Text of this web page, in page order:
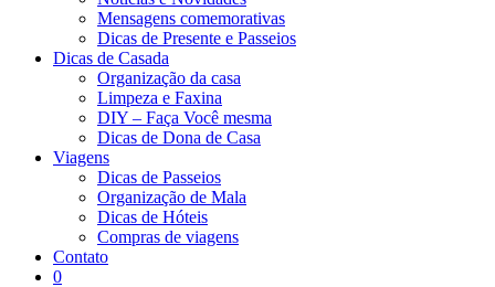
Mensagens comemorativas
Dicas de Presente e Passeios
Dicas de Casada
Organização da casa
Limpeza e Faxina
DIY – Faça Você mesma
Dicas de Dona de Casa
Viagens
Dicas de Passeios
Organização de Mala
Dicas de Hóteis
Compras de viagens
Contato
0